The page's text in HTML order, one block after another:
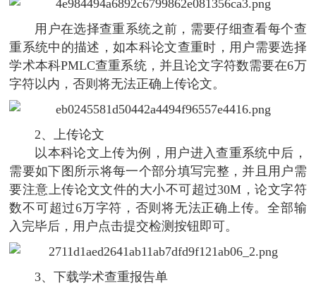
用户在选择查重系统之前，需要仔细查看每个查
重系统中的描述，如本科论文查重时，用户需要选择
学术本科PMLC查重系统，并且论文字符数需要在6万
字符以内，否则将无法正确上传论文。
2、上传论文
以本科论文上传为例，用户进入查重系统中后，
需要如下图所示将每一个部分填写完整，并且用户需
要注意上传论文文件的大小不可超过30M，论文字符
数不可超过6万字符，否则将无法正确上传。全部输
入完毕后，用户点击提交检测按钮即可。
3、下载学术查重报告单